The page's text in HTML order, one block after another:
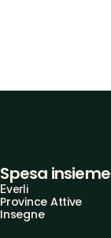
Spesa insieme
Everli
Province Attive
Insegne